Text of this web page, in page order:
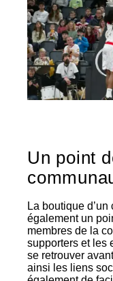
Un point
La boutique
également un
membres de la
supporters et les
se retrouver
ainsi les liens